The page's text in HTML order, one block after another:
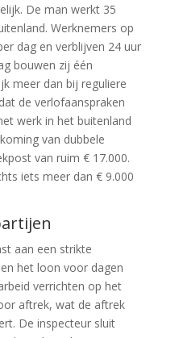
De man werkt 35
Werknemers op
dag en verblijven 24 uur
bouwen zij één
meer dan bij reguliere
de verlofaanspraken
werk in het buitenland
van dubbele
van ruim € 17.000.
iets meer dan € 9.000
aan een strikte
het loon voor dagen
verrichten op het
aftrek, wat de aftrek
De inspecteur sluit